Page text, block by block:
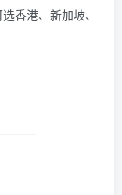
香港、新加坡、